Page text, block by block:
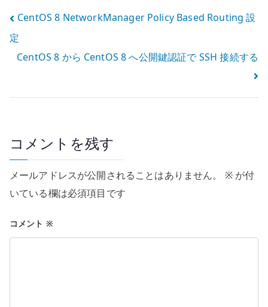
投
稿
ナ
ビ
ー
シ
ョ
ン
CentOS 8 NetworkManager Policy Based Routing 設
定
CentOS 8 から CentOS 8 へ公開鍵認証で SSH 接続する
コメントを残す
メールアドレスが公開されることはありません。 ※が付
いている欄は必須項目です
コメント ※